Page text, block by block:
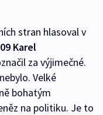
stran hlasoval v
Karel
za výjimečné.
Velké
bohatým
na politiku. Je to